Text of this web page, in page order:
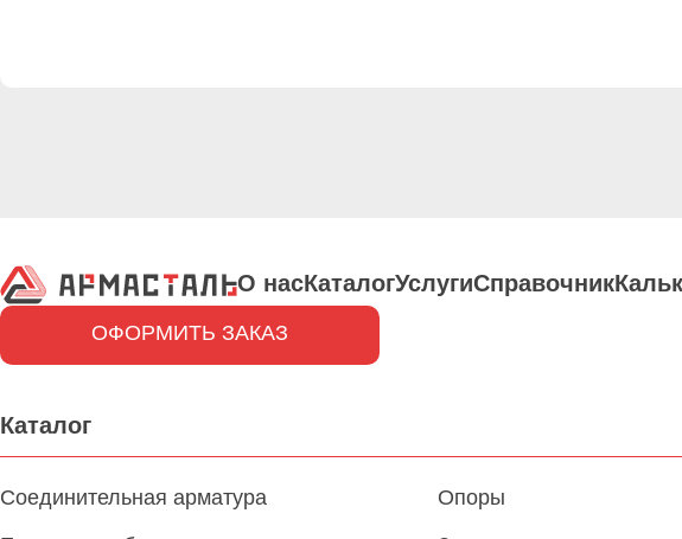
О насКаталогУслугиСправочник
ОФОРМИТЬ ЗАКАЗ
Каталог
Соединительная арматура
Опоры